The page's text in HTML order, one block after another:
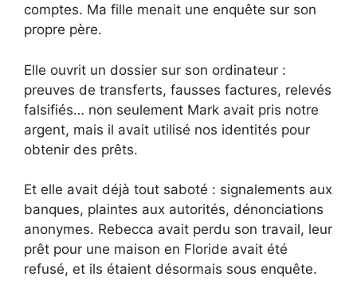
comptes. Ma fille menait une enquête sur son
propre père.
Elle ouvrit un dossier sur son ordinateur :
preuves de transferts, fausses factures, relevés
falsifiés… non seulement Mark avait pris notre
argent, mais il avait utilisé nos identités pour
obtenir des prêts.
Et elle avait déjà tout saboté : signalements aux
banques, plaintes aux autorités, dénonciations
anonymes. Rebecca avait perdu son travail, leur
prêt pour une maison en Floride avait été
refusé, et ils étaient désormais sous enquête.